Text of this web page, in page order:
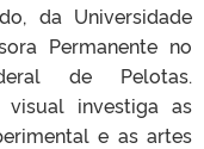
da Universidade
Permanente no
de Pelotas.
visual investiga as
e as artes